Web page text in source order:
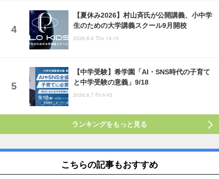
【夏休み2026】村山斉氏が公開講義、小中学
生のための大学講義スクール9月開校
2026.8.6 Thu 19:15
【中学受験】希学園「AI・SNS時代の子育て
と中学受験の意義」9/18
2026.8.7 Fri 9:45
ランキングをもっと見る
こちらの記事もおすすめ